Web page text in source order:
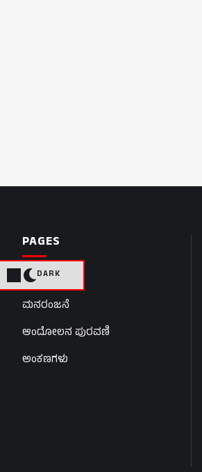
DARK
PAGES
Home
ಮನರಂಜನೆ
ಆಂದೋಲನ ಪುರವಣಿ
ಅಂಕಣಗಳು